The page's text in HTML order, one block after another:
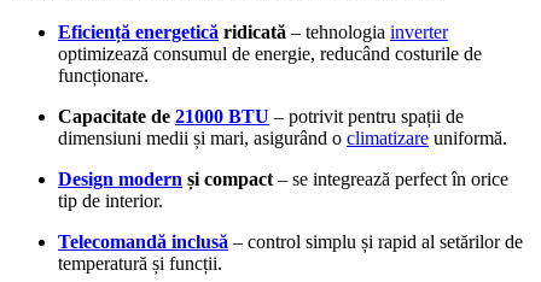
Eficiență energetică ridicată – tehnologia inverter
optimizează consumul de energie, reducând costurile de
funcționare.
Capacitate de 21000 BTU – potrivit pentru spații de
dimensiuni medii și mari, asigurând o climatizare uniformă.
Design modern și compact – se integrează perfect în orice
tip de interior.
Telecomandă inclusă – control simplu și rapid al setărilor de
temperatură și funcții.